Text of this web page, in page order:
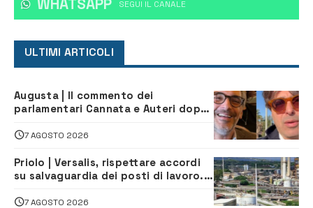
WHATSAPP ‎SEGUI IL CANALE
ULTIMI ARTICOLI
Augusta | Il commento dei
parlamentari Cannata e Auteri dopo
depuratore
7 AGOSTO 2026
Priolo | Versalis, rispettare accordi
su salvaguardia dei posti di lavoro. Il
7 AGOSTO 2026